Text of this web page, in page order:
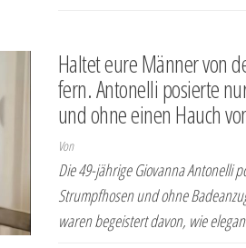
Haltet eure Männer von
fern. Antonelli posierte
und ohne einen Hauch
Von
Die 49-jährige Giovanna Antonelli
Strumpfhosen und ohne
waren begeistert davon, wie